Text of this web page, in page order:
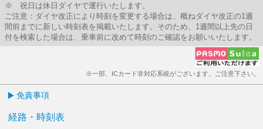
※ 祝日は休日ダイヤで運行いたします。
ご注意：ダイヤ改正により時刻を変更する場合は、概ねダイヤ改正の1週
間前までに新しい時刻表を掲載いたします。そのため、1週間以上先の日
付を検索した場合は、乗車前に改めて時刻のご確認をお願いいたします。
※一部、ICカード非対応系統がございます。ご注意下さい。
免責事項
経路・時刻表